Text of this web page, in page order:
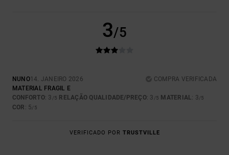
3/5
NUNO14. JANEIRO 2026
COMPRA VERIFICADA
MATERIAL FRAGIL E
CONFORTO: 3 /5 RELAÇÃO QUALIDADE/PREÇO: 3 /5 MATERIAL: 3/5
COR : 5/5
VERIFICADO POR TRUSTVILLE